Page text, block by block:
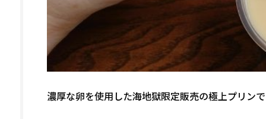
濃厚な卵を使用した海地獄限定販売の極上プリン